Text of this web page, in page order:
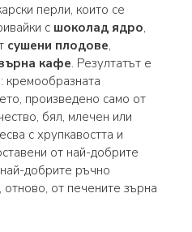
перли, които се
с шоколад ядро,
сушени плодове,
кафе. Резултатът е
кремообразната
произведено само от
бял, млечен или
с хрупкавостта и
от най-добрите
добрите ръчно
от печените зърна